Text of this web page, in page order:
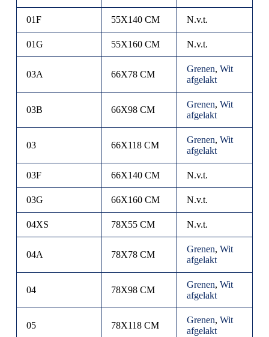
01F 55X140 CM N.v.t.
01G 55X160 CM N.v.t.
03A 66X78 CM
Grenen, Wit
afgelakt
03B 66X98 CM
Grenen, Wit
afgelakt
03 66X118 CM
Grenen, Wit
afgelakt
03F 66X140 CM N.v.t.
03G 66X160 CM N.v.t.
04XS 78X55 CM N.v.t.
04A 78X78 CM
Grenen, Wit
afgelakt
04 78X98 CM
Grenen, Wit
afgelakt
05 78X118 CM
Grenen, Wit
afgelakt